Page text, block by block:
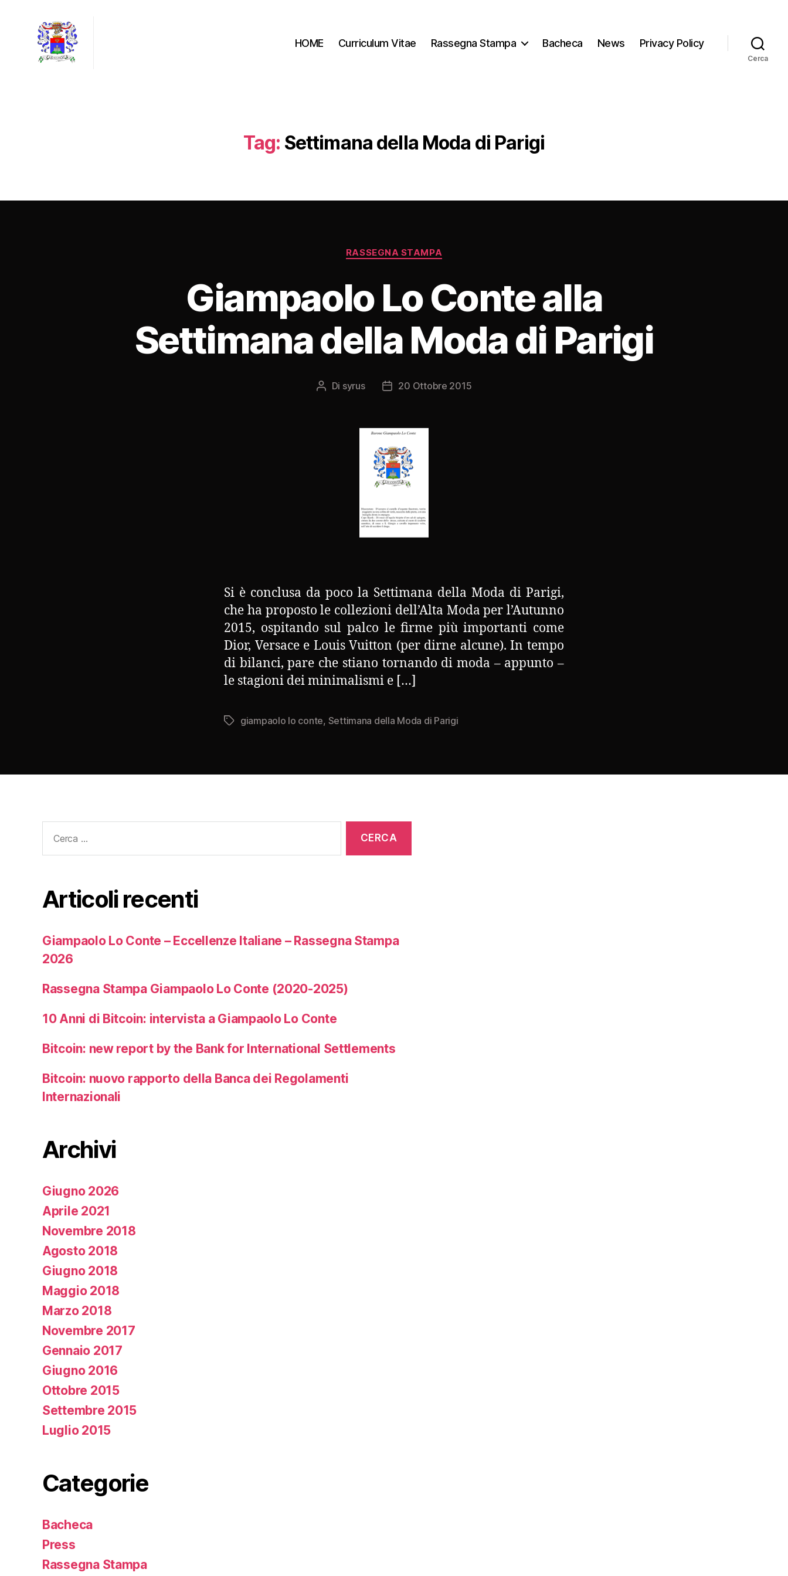
HOME Curriculum Vitae Rassegna Stampa Bacheca News Privacy Policy
Cerca
Tag: Settimana della Moda di Parigi
Categorie
RASSEGNA STAMPA
Giampaolo Lo Conte alla
Settimana della Moda di Parigi
Autore
Di syrus
Data20 Ottobre 2015
Si è conclusa da poco la Settimana della Moda di Parigi,
che ha proposto le collezioni dell’Alta Moda per l’Autunno
2015, ospitando sul palco le firme più importanti come
Dior, Versace e Louis Vuitton (per dirne alcune). In tempo
di bilanci, pare che stiano tornando di moda – appunto –
le stagioni dei minimalismi e […]
Tag giampaolo lo conte, Settimana della Moda di Parigi
Articoli recenti
Giampaolo Lo Conte – Eccellenze Italiane – Rassegna Stampa
2026
Rassegna Stampa Giampaolo Lo Conte (2020-2025)
10 Anni di Bitcoin: intervista a Giampaolo Lo Conte
Bitcoin: new report by the Bank for International Settlements
Bitcoin: nuovo rapporto della Banca dei Regolamenti
Internazionali
Archivi
Giugno 2026
Aprile 2021
Novembre 2018
Agosto 2018
Giugno 2018
Maggio 2018
Marzo 2018
Novembre 2017
Gennaio 2017
Giugno 2016
Ottobre 2015
Settembre 2015
Luglio 2015
Categorie
Bacheca
Press
Rassegna Stampa